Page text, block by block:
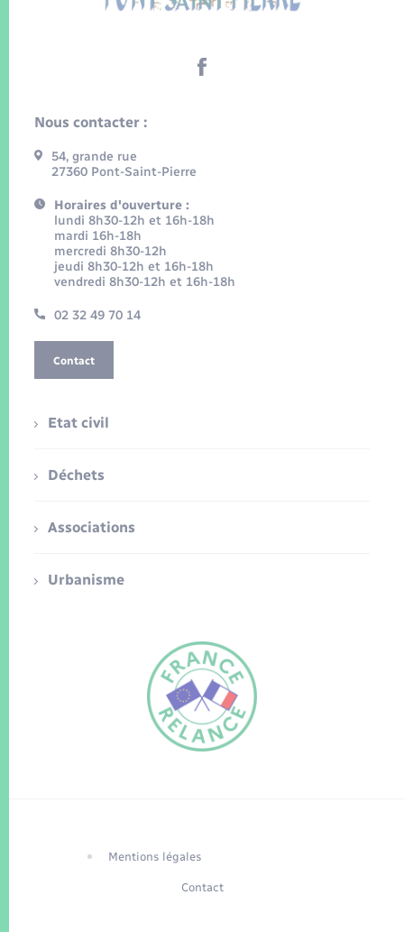
Nous contacter :
54, grande rue
27360 Pont-Saint-Pierre
Horaires d'ouverture :
lundi 8h30-12h et 16h-18h
mardi 16h-18h
mercredi 8h30-12h
jeudi 8h30-12h et 16h-18h
vendredi 8h30-12h et 16h-18h
02 32 49 70 14
Contact
Etat civil
Déchets
Associations
Urbanisme
Mentions légales
Contact